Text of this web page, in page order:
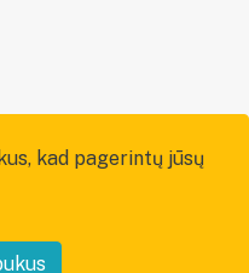
kad pagerintų jūsų